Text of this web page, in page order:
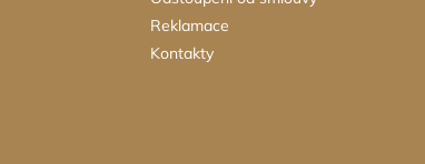
Reklamace
Kontakty